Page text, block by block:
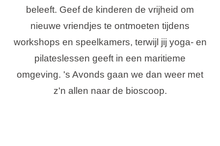
beleeft. Geef de kinderen de vrijheid om
nieuwe vriendjes te ontmoeten tijdens
workshops en speelkamers, terwijl jij yoga- en
pilateslessen geeft in een maritieme
omgeving. 's Avonds gaan we dan weer met
z'n allen naar de bioscoop.